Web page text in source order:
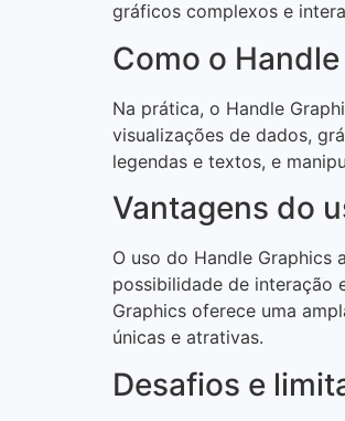
gráficos complexos e
Como o
Na prática, o Handle
visualizações de dados,
legendas e textos, e
Vantagens do
O uso do Handle Graphics
possibilidade de interação
Graphics oferece uma
únicas e atrativas.
Desafios e